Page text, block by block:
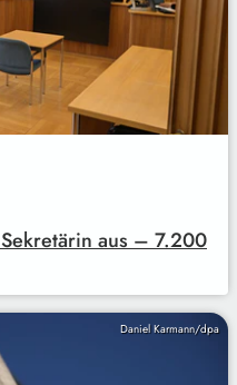
aus – 7.200
Daniel Karmann/dpa